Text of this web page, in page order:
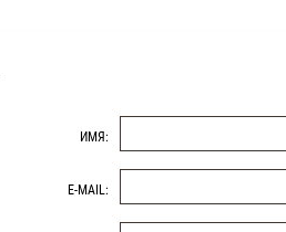
ИМЯ:
E-MAIL: